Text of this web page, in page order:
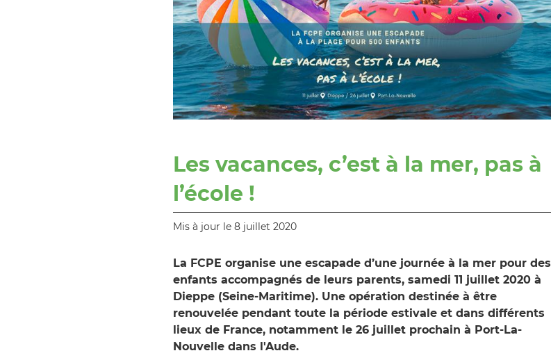
Les vacances, c’est à la mer, pas à
l’école !
Mis à jour le 8 juillet 2020
La FCPE organise une escapade d’une journée à la mer pour des
enfants accompagnés de leurs parents, samedi 11 juillet 2020 à
Dieppe (Seine-Maritime). Une opération destinée à être
renouvelée pendant toute la période estivale et dans différents
lieux de France, notamment le 26 juillet prochain à Port-La-
Nouvelle dans l'Aude.